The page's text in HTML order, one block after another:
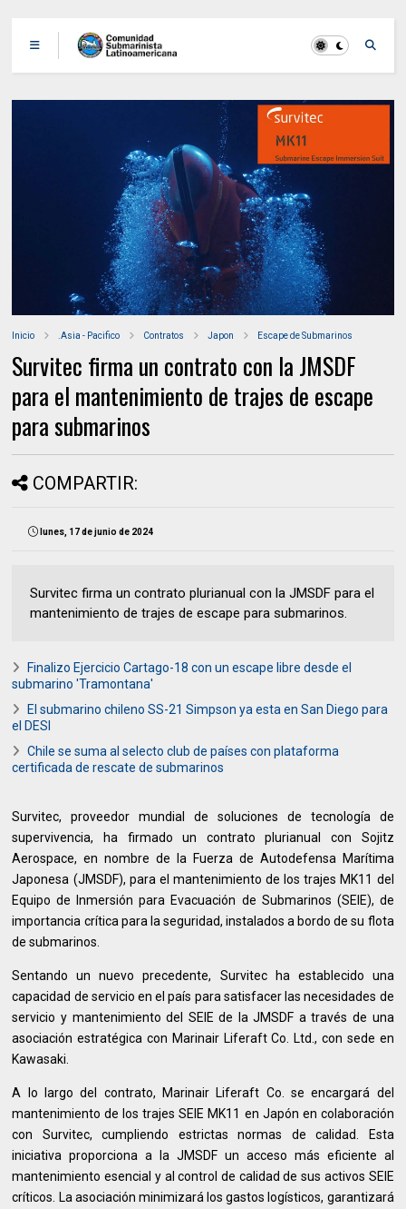
Inicio .Asia - Pacifico Contratos Japon Escape de Submarinos
Survitec firma un contrato con la JMSDF
para el mantenimiento de trajes de escape
para submarinos
COMPARTIR:
lunes, 17 de junio de 2024
Survitec firma un contrato plurianual con la JMSDF para el
mantenimiento de trajes de escape para submarinos.
Finalizo Ejercicio Cartago-18 con un escape libre desde el
submarino 'Tramontana'
El submarino chileno SS-21 Simpson ya esta en San Diego para
el DESI
Chile se suma al selecto club de países con plataforma
certificada de rescate de submarinos
Survitec, proveedor mundial de soluciones de tecnología de
supervivencia, ha firmado un contrato plurianual con Sojitz
Aerospace, en nombre de la Fuerza de Autodefensa Marítima
Japonesa (JMSDF), para el mantenimiento de los trajes MK11 del
Equipo de Inmersión para Evacuación de Submarinos (SEIE), de
importancia crítica para la seguridad, instalados a bordo de su flota
de submarinos.
Sentando un nuevo precedente, Survitec ha establecido una
capacidad de servicio en el país para satisfacer las necesidades de
servicio y mantenimiento del SEIE de la JMSDF a través de una
asociación estratégica con Marinair Liferaft Co. Ltd., con sede en
Kawasaki.
A lo largo del contrato, Marinair Liferaft Co. se encargará del
mantenimiento de los trajes SEIE MK11 en Japón en colaboración
con Survitec, cumpliendo estrictas normas de calidad. Esta
iniciativa proporciona a la JMSDF un acceso más eficiente al
mantenimiento esencial y al control de calidad de sus activos SEIE
críticos. La asociación minimizará los gastos logísticos, garantizará